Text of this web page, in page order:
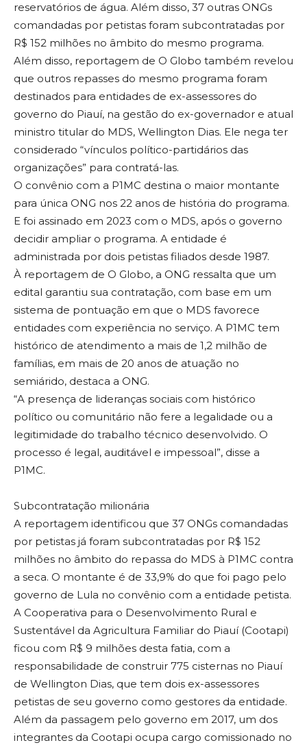
reservatórios de água. Além disso, 37 outras ONGs
comandadas por petistas foram subcontratadas por
R$ 152 milhões no âmbito do mesmo programa.
Além disso, reportagem de O Globo também revelou
que outros repasses do mesmo programa foram
destinados para entidades de ex-assessores do
governo do Piauí, na gestão do ex-governador e atual
ministro titular do MDS, Wellington Dias. Ele nega ter
considerado “vínculos político-partidários das
organizações” para contratá-las.
O convênio com a P1MC destina o maior montante
para única ONG nos 22 anos de história do programa.
E foi assinado em 2023 com o MDS, após o governo
decidir ampliar o programa. A entidade é
administrada por dois petistas filiados desde 1987.
À reportagem de O Globo, a ONG ressalta que um
edital garantiu sua contratação, com base em um
sistema de pontuação em que o MDS favorece
entidades com experiência no serviço. A P1MC tem
histórico de atendimento a mais de 1,2 milhão de
famílias, em mais de 20 anos de atuação no
semiárido, destaca a ONG.
“A presença de lideranças sociais com histórico
político ou comunitário não fere a legalidade ou a
legitimidade do trabalho técnico desenvolvido. O
processo é legal, auditável e impessoal”, disse a
P1MC.
Subcontratação milionária
A reportagem identificou que 37 ONGs comandadas
por petistas já foram subcontratadas por R$ 152
milhões no âmbito do repassa do MDS à P1MC contra
a seca. O montante é de 33,9% do que foi pago pelo
governo de Lula no convênio com a entidade petista.
A Cooperativa para o Desenvolvimento Rural e
Sustentável da Agricultura Familiar do Piauí (Cootapi)
ficou com R$ 9 milhões desta fatia, com a
responsabilidade de construir 775 cisternas no Piauí
de Wellington Dias, que tem dois ex-assessores
petistas de seu governo como gestores da entidade.
Além da passagem pelo governo em 2017, um dos
integrantes da Cootapi ocupa cargo comissionado no